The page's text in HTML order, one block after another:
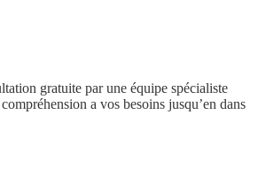
gratuite par une équipe spécialiste
a vos besoins jusqu’en dans